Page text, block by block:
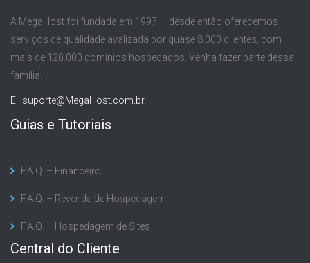
A MegaHost foi fundada em 1997 — desde então oferecemos
serviços de qualidade avalizada por quase 8.000 clientes, com
mais de 120.000 domínios hospedados. Venha fazer parte dessa
família.
E : suporte@MegaHost.com.br
Guias e Tutoriais
F.A.Q. – Financeiro
F.A.Q. – Revenda de Hospedagem
F.A.Q. – Hospedagem de Sites
Central do Cliente